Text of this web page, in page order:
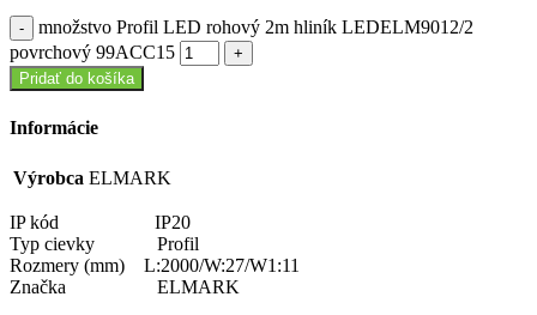
množstvo Profil LED rohový 2m hliník LEDELM9012/2
povrchový 99ACC15
Pridať do košíka
Informácie
Výrobca ELMARK
IP kód IP20
Typ cievky Profil
Rozmery (mm) L:2000/W:27/W1:11
Značka ELMARK